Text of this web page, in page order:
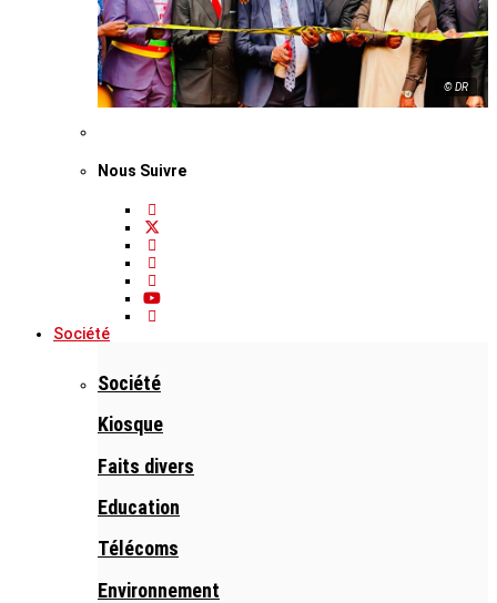
© DR
Nous Suivre
Société
Société
Kiosque
Faits divers
Education
Télécoms
Environnement